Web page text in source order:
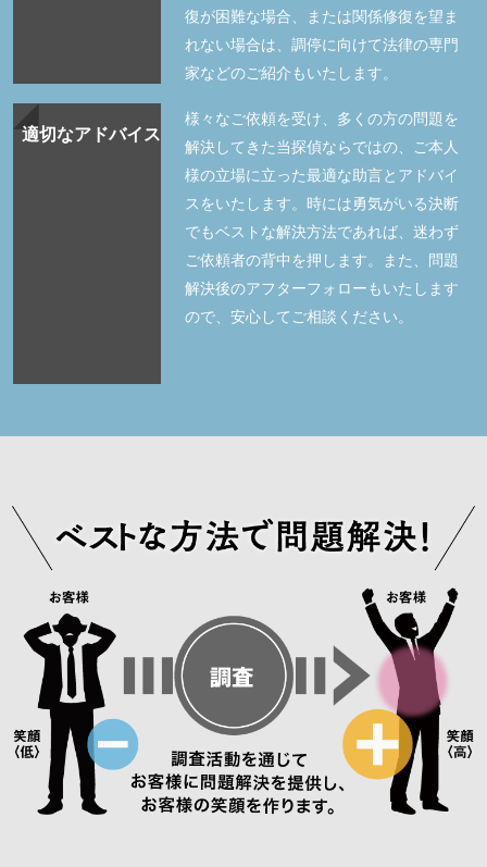
復が困難な場合、または関係修復を望ま
れない場合は、調停に向けて法律の専門
家などのご紹介もいたします。
適切なアドバイス
様々なご依頼を受け、多くの方の問題を
解決してきた当探偵ならではの、ご本人
様の立場に立った最適な助言とアドバイ
スをいたします。時には勇気がいる決断
でもベストな解決方法であれば、迷わず
ご依頼者の背中を押します。また、問題
解決後のアフターフォローもいたします
ので、安心してご相談ください。